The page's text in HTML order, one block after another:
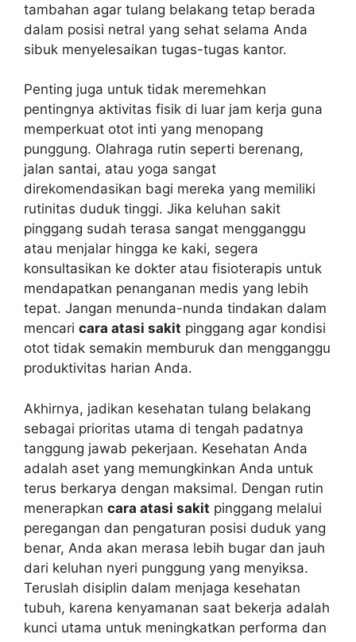
tambahan agar tulang belakang tetap berada
dalam posisi netral yang sehat selama Anda
sibuk menyelesaikan tugas-tugas kantor.
Penting juga untuk tidak meremehkan
pentingnya aktivitas fisik di luar jam kerja guna
memperkuat otot inti yang menopang
punggung. Olahraga rutin seperti berenang,
jalan santai, atau yoga sangat
direkomendasikan bagi mereka yang memiliki
rutinitas duduk tinggi. Jika keluhan sakit
pinggang sudah terasa sangat mengganggu
atau menjalar hingga ke kaki, segera
konsultasikan ke dokter atau fisioterapis untuk
mendapatkan penanganan medis yang lebih
tepat. Jangan menunda-nunda tindakan dalam
mencari cara atasi sakit pinggang agar kondisi
otot tidak semakin memburuk dan mengganggu
produktivitas harian Anda.
Akhirnya, jadikan kesehatan tulang belakang
sebagai prioritas utama di tengah padatnya
tanggung jawab pekerjaan. Kesehatan Anda
adalah aset yang memungkinkan Anda untuk
terus berkarya dengan maksimal. Dengan rutin
menerapkan cara atasi sakit pinggang melalui
peregangan dan pengaturan posisi duduk yang
benar, Anda akan merasa lebih bugar dan jauh
dari keluhan nyeri punggung yang menyiksa.
Teruslah disiplin dalam menjaga kesehatan
tubuh, karena kenyamanan saat bekerja adalah
kunci utama untuk meningkatkan performa dan